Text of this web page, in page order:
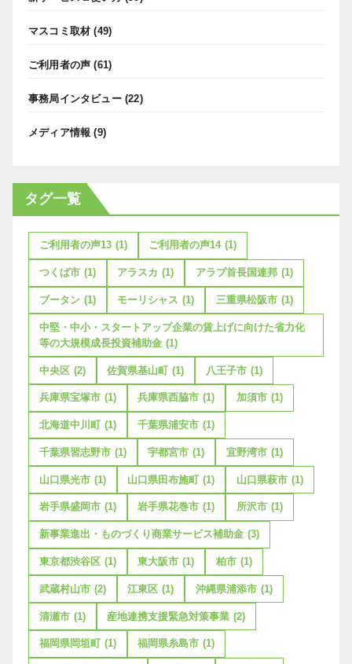
マスコミ取材 (49)
ご利用者の声 (61)
事務局インタビュー(22)
メディア情報 (9)
タグ一覧
ご利用者の声13 (1) ご利用者の声14 (1)
つくば市 (1) アラスカ (1) アラブ首長国連邦 (1)
ブータン (1) モーリシャス (1) 三重県松阪市 (1)
中堅・中小・スタートアップ企業の賃上げに向けた省力化
等の大規模成長投資補助金 (1)
中央区 (2) 佐賀県基山町 (1) 八王子市 (1)
兵庫県宝塚市 (1) 兵庫県西脇市 (1) 加須市 (1)
北海道中川町 (1) 千葉県浦安市 (1)
千葉県習志野市 (1) 宇都宮市 (1) 宜野湾市 (1)
山口県光市 (1) 山口県田布施町 (1) 山口県萩市 (1)
岩手県盛岡市 (1) 岩手県花巻市 (1) 所沢市 (1)
新事業進出・ものづくり商業サービス補助金 (3)
東京都渋谷区 (1) 東大阪市 (1) 柏市 (1)
武蔵村山市 (2) 江東区 (1) 沖縄県浦添市 (1)
清瀬市 (1) 産地連携支援緊急対策事業 (2)
福岡県岡垣町 (1) 福岡県糸島市 (1)